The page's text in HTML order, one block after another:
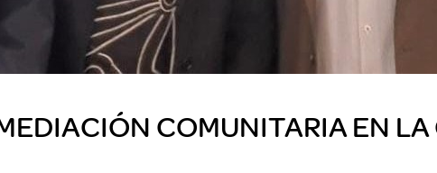
COMUNITARIA EN